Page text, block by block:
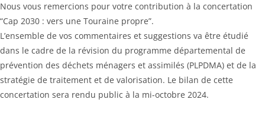
Nous vous remercions pour votre contribution à la concertation
“Cap 2030 : vers une Touraine propre”.
L’ensemble de vos commentaires et suggestions va être étudié
dans le cadre de la révision du programme départemental de
prévention des déchets ménagers et assimilés (PLPDMA) et de la
stratégie de traitement et de valorisation. Le bilan de cette
concertation sera rendu public à la mi-octobre 2024.